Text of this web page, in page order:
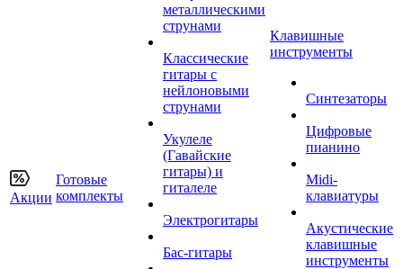
Акции
Готовые
комплекты
металлическими
струнами
Классические
гитары с
нейлоновыми
струнами
Укулеле
(Гавайские
гитары) и
гиталеле
Электрогитары
Бас-гитары
Клавишные
инструменты
Синтезаторы
Цифровые
пианино
Midi-
клавиатуры
Акустические
клавишные
инструменты